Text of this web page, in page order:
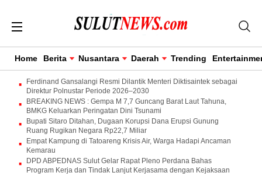
Home Berita Nusantara Daerah Trending
Ferdinand Gansalangi Resmi Dilantik Menteri Diktisaintek sebagai
Direktur Polnustar Periode 2026–2030
BREAKING NEWS : Gempa M 7,7 Guncang Barat Laut Tahuna,
BMKG Keluarkan Peringatan Dini Tsunami
Bupati Sitaro Ditahan, Dugaan Korupsi Dana Erupsi Gunung
Ruang Rugikan Negara Rp22,7 Miliar
Empat Kampung di Tatoareng Krisis Air, Warga Hadapi Ancaman
Kemarau
DPD ABPEDNAS Sulut Gelar Rapat Pleno Perdana Bahas
Program Kerja dan Tindak Lanjut Kerjasama dengan Kejaksaan